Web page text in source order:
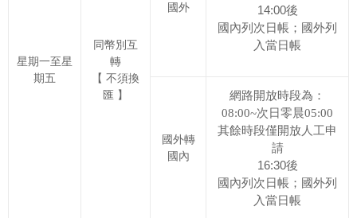
星期一至星
期五
同幣別互
轉
【 不須換
匯 】
國外
14:00後
國內列次日帳 ；國外列
入當日帳
國外轉
國內
網路開放時段為：
08:00~次日零晨05:00
其餘時段僅開放人工申
請
16:30後
國內列次日帳 ；國外列
入當日帳